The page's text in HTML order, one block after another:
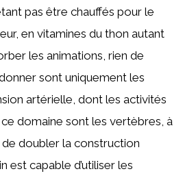
pas être chauffés pour le
en vitamines du thon autant
les animations, rien de
sont uniquement les
artérielle, dont les activités
domaine sont les vertèbres, à
de doubler la construction
est capable d’utiliser les